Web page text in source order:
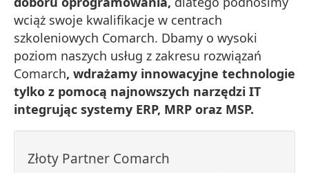
wciąż swoje kwalifikacje w centrach
szkoleniowych Comarch. Dbamy o wysoki
poziom naszych usług z zakresu rozwiązań
Comarch, wdrażamy innowacyjne technologie
tylko z pomocą najnowszych narzędzi IT
integrując systemy ERP, MRP oraz MSP.
Złoty Partner Comarch